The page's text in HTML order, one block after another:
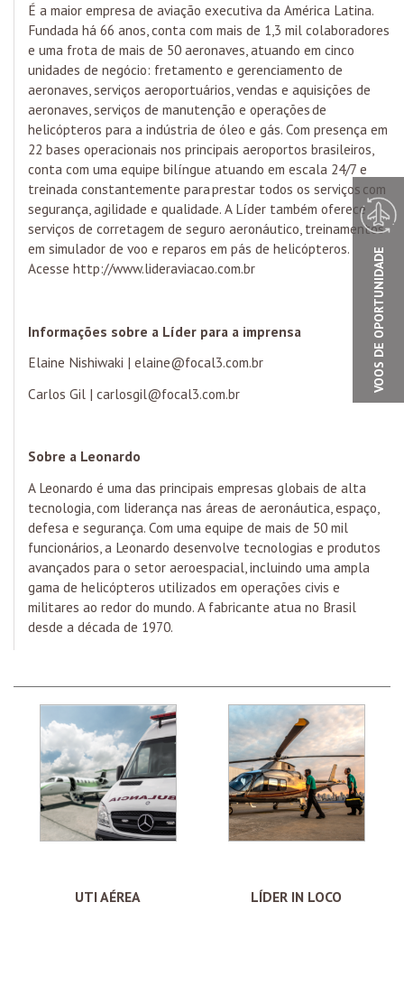
É a maior empresa de aviação executiva da América Latina.
Fundada há 66 anos, conta com mais de 1,3 mil colaboradores
e uma frota de mais de 50 aeronaves, atuando em cinco
unidades de negócio: fretamento e gerenciamento de
aeronaves, serviços aeroportuários, vendas e aquisições de
aeronaves, serviços de manutenção e operações de
helicópteros para a indústria de óleo e gás. Com presença em
22 bases operacionais nos principais aeroportos brasileiros,
conta com uma equipe bilíngue atuando em escala 24/7 e
treinada constantemente para prestar todos os serviços com
segurança, agilidade e qualidade. A Líder também oferece
serviços de corretagem de seguro aeronáutico, treinamentos
em simulador de voo e reparos em pás de helicópteros.
Acesse http://www.lideraviacao.com.br
Informações sobre a Líder para a imprensa
Elaine Nishiwaki | elaine@focal3.com.br
Carlos Gil | carlosgil@focal3.com.br
Sobre a Leonardo
A Leonardo é uma das principais empresas globais de alta
tecnologia, com liderança nas áreas de aeronáutica, espaço,
defesa e segurança. Com uma equipe de mais de 50 mil
funcionários, a Leonardo desenvolve tecnologias e produtos
avançados para o setor aeroespacial, incluindo uma ampla
gama de helicópteros utilizados em operações civis e
militares ao redor do mundo. A fabricante atua no Brasil
desde a década de 1970.
UTI AÉREA LÍDER IN LOCO
VOOS DE OPORTUNIDADE